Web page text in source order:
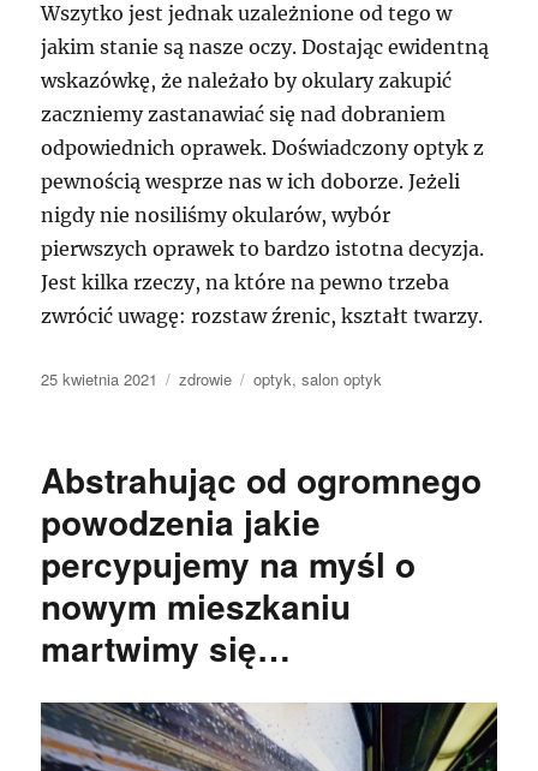
Wszytko jest jednak uzależnione od tego w
jakim stanie są nasze oczy. Dostając ewidentną
wskazówkę, że należało by okulary zakupić
zaczniemy zastanawiać się nad dobraniem
odpowiednich oprawek. Doświadczony optyk z
pewnością wesprze nas w ich doborze. Jeżeli
nigdy nie nosiliśmy okularów, wybór
pierwszych oprawek to bardzo istotna decyzja.
Jest kilka rzeczy, na które na pewno trzeba
zwrócić uwagę: rozstaw źrenic, kształt twarzy.
Data
25 kwietnia 2021 Kategorie
zdrowie Tagi
optyk,salon optyk
Abstrahując od ogromnego
powodzenia jakie
percypujemy na myśl o
nowym mieszkaniu
martwimy się…